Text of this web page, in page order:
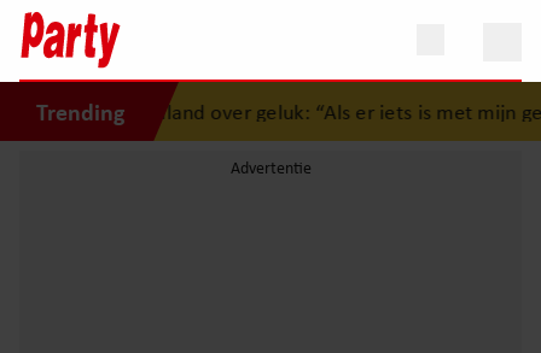
Trending
Bolland over geluk: “Als er iets is met mijn gezin, gooi ik